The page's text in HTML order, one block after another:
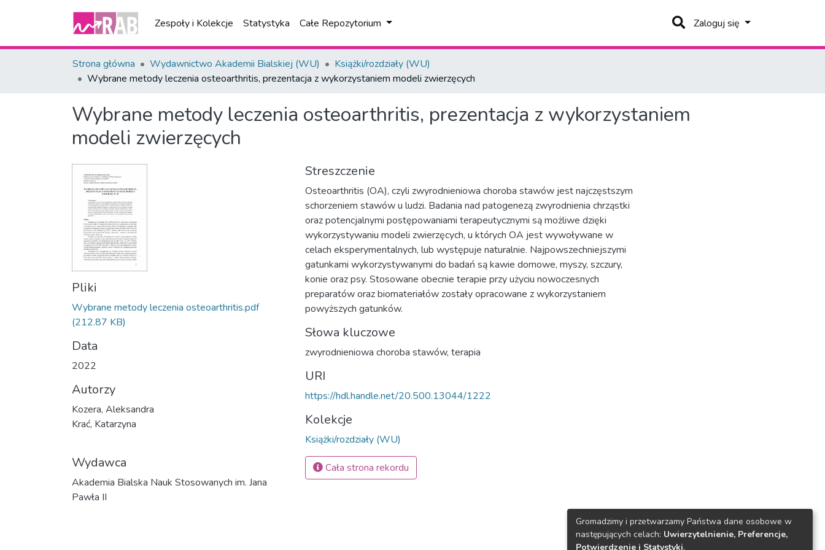
Zespoły i Kolekcje Statystyka Całe Repozytorium Zaloguj się
Strona główna Wydawnictwo Akademii Bialskiej (WU)
Książki/rozdziały (WU)
Wybrane metody leczenia osteoarthritis, prezentacja z wykorzystaniem modeli zwierzęcych
Wybrane metody leczenia osteoarthritis, prezentacja z wykorzystaniem
modeli zwierzęcych
Pliki
Wybrane metody leczenia osteoarthritis.pdf
(212.87 KB)
Data
2022
Autorzy
Kozera, Aleksandra
Krać, Katarzyna
Wydawca
Akademia Bialska Nauk Stosowanych im. Jana
Pawła II
Streszczenie
Osteoarthritis (OA), czyli zwyrodnieniowa choroba stawów jest najczęstszym
schorzeniem stawów u ludzi. Badania nad patogenezą zwyrodnienia chrząstki
oraz potencjalnymi postępowaniami terapeutycznymi są możliwe dzięki
wykorzystywaniu modeli zwierzęcych, u których OA jest wywoływane w
celach eksperymentalnych, lub występuje naturalnie. Najpowszechniejszymi
gatunkami wykorzystywanymi do badań są kawie domowe, myszy, szczury,
konie oraz psy. Stosowane obecnie terapie przy użyciu nowoczesnych
preparatów oraz biomateriałów zostały opracowane z wykorzystaniem
powyższych gatunków.
Słowa kluczowe
zwyrodnieniowa choroba stawów, terapia
URI
https://hdl.handle.net/20.500.13044/1222
Kolekcje
Książki/rozdziały (WU)
Cała strona rekordu
Gromadzimy i przetwarzamy Państwa dane osobowe w
następujących celach: Uwierzytelnienie, Preferencje,
Potwierdzenie i Statystyki.